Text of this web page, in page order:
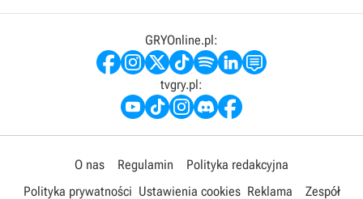
GRYOnline.pl:
tvgry.pl:
O nas Regulamin
Polityka redakcyjna
Polityka prywatności Ustawienia cookies Reklama Zespół